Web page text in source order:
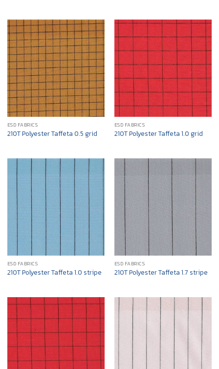
ESD FABRICS
210T Polyester Taffeta 0.5 grid
ESD FABRICS
210T Polyester Taffeta 1.0 grid
ESD FABRICS
210T Polyester Taffeta 1.0 stripe
ESD FABRICS
210T Polyester Taffeta 1.7 stripe